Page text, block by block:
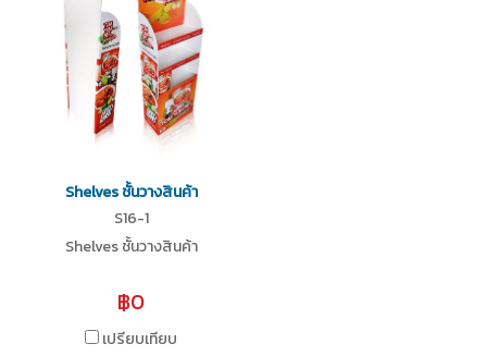
Shelves ชั้นวางสินค้า
S16-1
Shelves ชั้นวางสินค้า
฿0
เปรียบเทียบ